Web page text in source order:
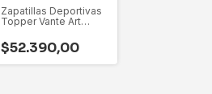
Zapatillas Deportivas
Topper Vante Art
$52.390,00